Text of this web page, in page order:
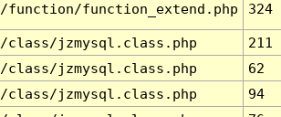
function/function_extend.php 324
class/jzmysql.class.php
211
class/jzmysql.class.php
62
class/jzmysql.class.php
94